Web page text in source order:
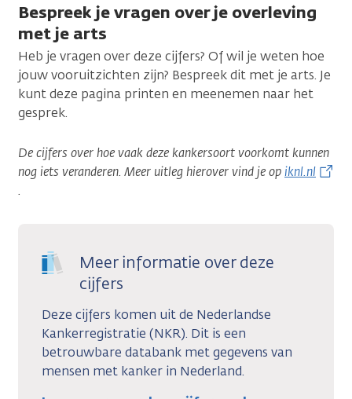
Bespreek je vragen over je overleving
met je arts
Heb je vragen over deze cijfers? Of wil je weten hoe
jouw vooruitzichten zijn? Bespreek dit met je arts. Je
kunt deze pagina printen en meenemen naar het
gesprek.
De cijfers over hoe vaak deze kankersoort voorkomt kunnen
nog iets veranderen. Meer uitleg hierover vind je opiknl.nl
.
Meer informatie over deze
cijfers
Deze cijfers komen uit de Nederlandse
Kankerregistratie (NKR). Dit is een
betrouwbare databank met gegevens van
mensen met kanker in Nederland.